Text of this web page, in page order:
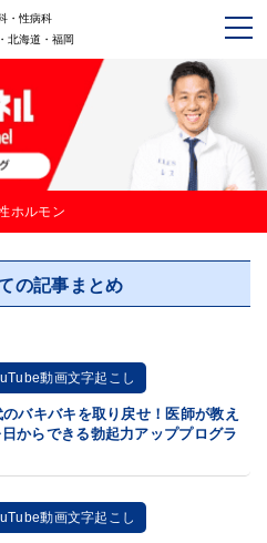
・性病科
北海道・福岡
ホルモン
の記事まとめ
動画文字起こし
のバキバキを取り戻せ！医師が教え
からできる勃起力アッププログラ
動画文字起こし